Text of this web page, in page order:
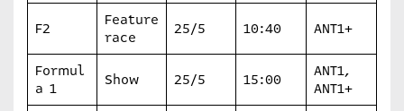
F2
Feature
race
25/5 10:40 ANT1+
Formul
a 1
Show 25/5 15:00
ΑΝΤ1,
ANT1+